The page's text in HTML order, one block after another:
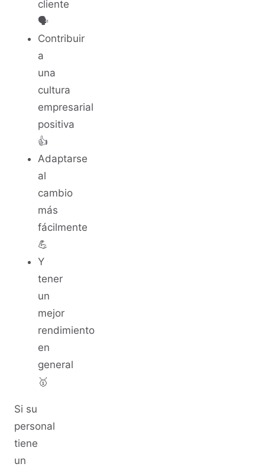
cliente
🗣️
Contribuir
a
una
cultura
empresarial
positiva
👍
Adaptarse
al
cambio
más
fácilmente
💪
Y
tener
un
mejor
rendimiento
en
general
🥇
Si su
personal
tiene
un